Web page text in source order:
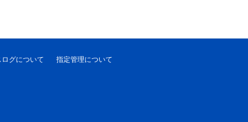
グについて 指定管理について